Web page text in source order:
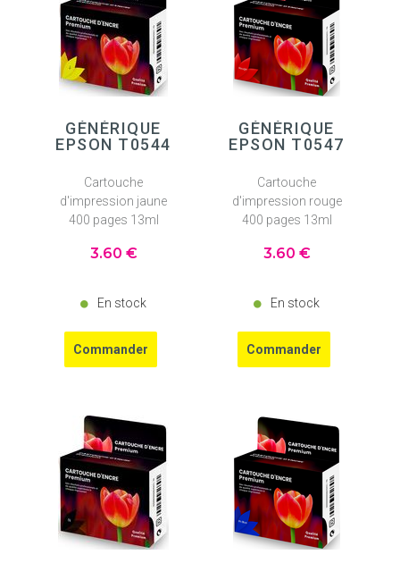
GÉNÉRIQUE
EPSON T0544
Cartouche
d'impression jaune
400 pages 13ml
3.60 €
En stock
GÉNÉRIQUE
EPSON T0547
Cartouche
d'impression rouge
400 pages 13ml
3.60 €
En stock